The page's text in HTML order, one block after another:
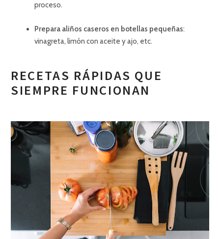
proceso.
Prepara aliños caseros en botellas pequeñas:
vinagreta, limón con aceite y ajo, etc.
RECETAS RÁPIDAS QUE
SIEMPRE FUNCIONAN